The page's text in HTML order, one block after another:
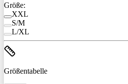
Größe:
XXL
S/M
L/XL
Größentabelle